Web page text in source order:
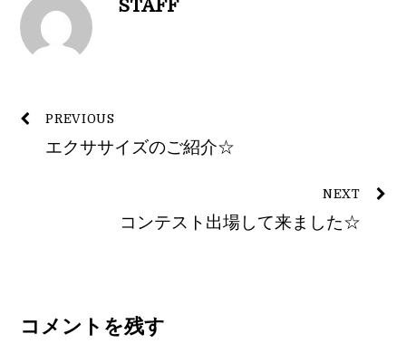
STAFF
PREVIOUS
エクササイズのご紹介☆
NEXT
コンテスト出場して来ました☆
コメントを残す